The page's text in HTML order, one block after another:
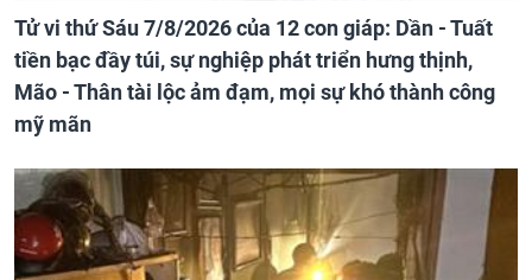
Tử vi thứ Sáu 7/8/2026 của 12 con giáp: Dần - Tuất
tiền bạc đầy túi, sự nghiệp phát triển hưng thịnh,
Mão - Thân tài lộc ảm đạm, mọi sự khó thành công
mỹ mãn